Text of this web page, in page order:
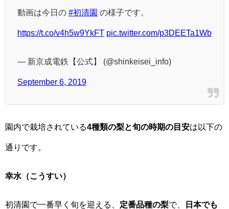
動画は今日の #初清園 の様子です。
https://t.co/v4h5w9YkFT pic.twitter.com/p3DEETa1Wb
— 新京成電鉄【公式】 (@shinkeisei_info)
September 6, 2019
園内で栽培されている4種類の梨と旬の時期の目安は以下の
通りです。
幸水（こうすい）
初清園で一番早く旬を迎える、 定番品種の梨で、 日本でも